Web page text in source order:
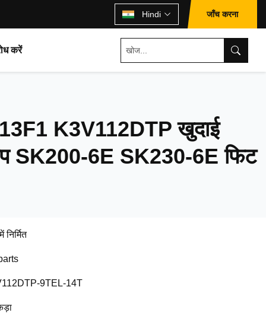
Hindi जाँच करना
करें
K3V112DTP खुदाई
SK200-6E SK230-6E फिट
निर्मित
9TEL-14T